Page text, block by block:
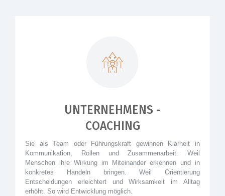
UNTERNEHMENS -
COACHING
Sie als Team oder Führungskraft gewinnen Klarheit in
Kommunikation, Rollen und Zusammenarbeit. Weil
Menschen ihre Wirkung im Miteinander erkennen und in
konkretes Handeln bringen. Weil Orientierung
Entscheidungen erleichtert und Wirksamkeit im Alltag
erhöht. So wird Entwicklung möglich.